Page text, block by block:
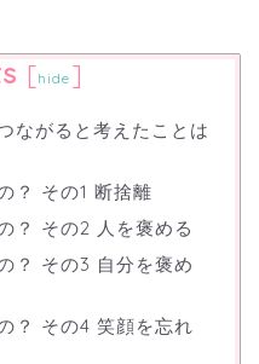
[hide ]
ながると考えたことは
？ その1 断捨離
？ その2 人を褒める
？ その3 自分を褒め
？ その4 笑顔を忘れ